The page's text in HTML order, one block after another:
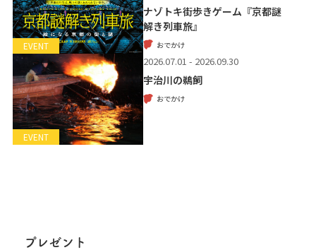
EVENT
ナゾトキ街歩きゲーム『京都謎
解き列車旅』
おでかけ
EVENT
2026.07.01 - 2026.09.30
宇治川の鵜飼
おでかけ
プレゼント